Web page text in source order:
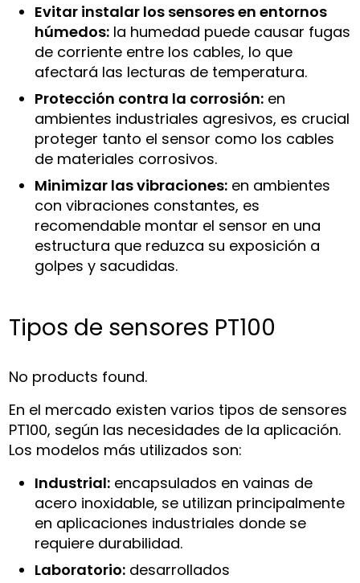
Evitar instalar los sensores en entornos
húmedos: la humedad puede causar fugas
de corriente entre los cables, lo que
afectará las lecturas de temperatura.
Protección contra la corrosión: en
ambientes industriales agresivos, es crucial
proteger tanto el sensor como los cables
de materiales corrosivos.
Minimizar las vibraciones: en ambientes
con vibraciones constantes, es
recomendable montar el sensor en una
estructura que reduzca su exposición a
golpes y sacudidas.
Tipos de sensores PT100
No products found.
En el mercado existen varios tipos de sensores
PT100, según las necesidades de la aplicación.
Los modelos más utilizados son:
Industrial: encapsulados en vainas de
acero inoxidable, se utilizan principalmente
en aplicaciones industriales donde se
requiere durabilidad.
Laboratorio: desarrollados